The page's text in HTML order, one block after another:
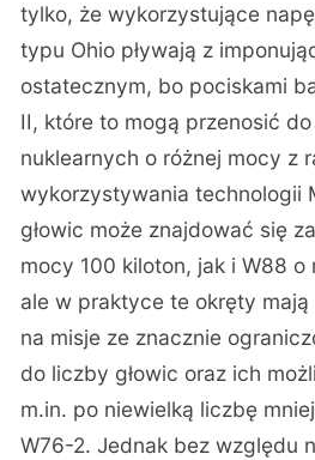
tylko, że wykorzystujące
typu Ohio pływają z
ostatecznym, bo pociskami
II, które to mogą przenosić do
nuklearnych o różnej mocy z
wykorzystywania technologii
głowic może znajdować się
mocy 100 kiloton, jak i W88
ale w praktyce te okręty
na misje ze znacznie
do liczby głowic oraz ich
m.in. po niewielką liczbę
W76-2. Jednak bez względu